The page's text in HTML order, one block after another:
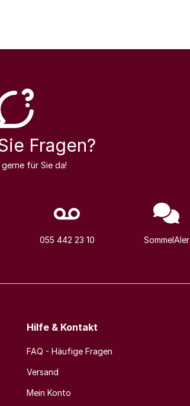
Fragen?
für Sie da!
055 442 23 10 SommelAIer
Hilfe & Kontakt
FAQ - Häufige Fragen
Versand
Mein Konto